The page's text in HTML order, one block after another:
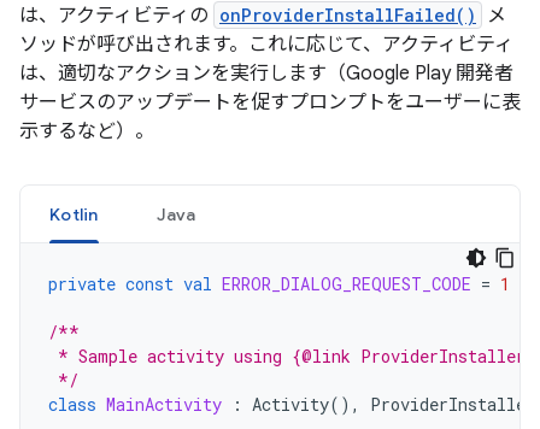
は、アクティビティの onProviderInstallFailed()
メ
ソッドが呼び出されます。これに応じて、アクティビティ
は、適切なアクションを実行します（Google Play 開発者
サービスのアップデートを促すプロンプトをユーザーに表
示するなど）。
Kotlin Java
private const val ERROR_DIALOG_REQUEST_CODE = 1
/**
* Sample activity using {@link
*/
class MainActivity : Activity(), ProviderInstaller